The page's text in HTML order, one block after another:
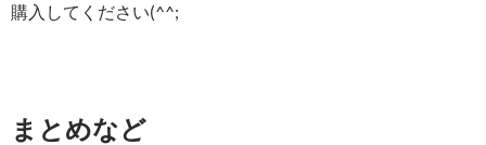
購入してください(^^;
まとめなど